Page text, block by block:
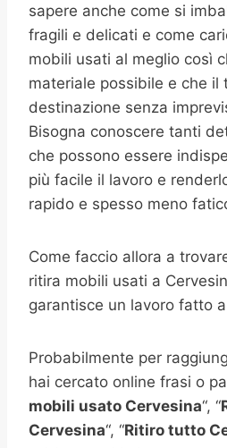
sapere anche come si
fragili e delicati e come
mobili usati al meglio così
materiale possibile e che il
destinazione senza
Bisogna conoscere tanti
che possono essere
più facile il lavoro e
rapido e spesso meno
Come faccio allora a
ritira mobili usati a
garantisce un lavoro fatto a
Probabilmente per
hai cercato online frasi o
mobili usato Cervesina“, “
Cervesina“, “Ritiro tutto